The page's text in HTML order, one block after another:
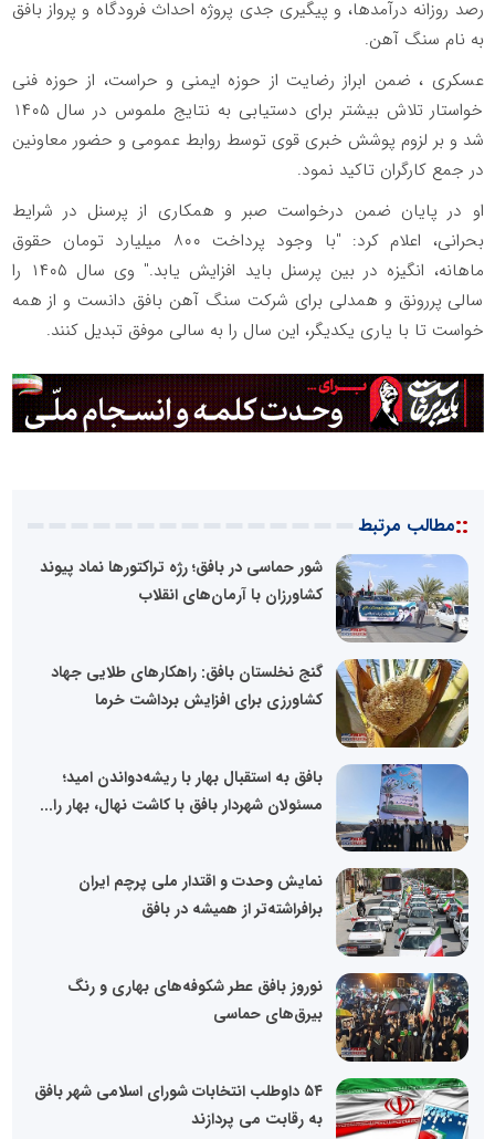
رصد روزانه درآمدها، و پیگیری جدی پروژه احداث فرودگاه و پرواز بافق
به نام سنگ آهن.
عسکری ، ضمن ابراز رضایت از حوزه ایمنی و حراست، از حوزه فنی
خواستار تلاش بیشتر برای دستیابی به نتایج ملموس در سال ۱۴۰۵
شد و بر لزوم پوشش خبری قوی توسط روابط عمومی و حضور معاونین
در جمع کارگران تاکید نمود.
او در پایان ضمن درخواست صبر و همکاری از پرسنل در شرایط
بحرانی، اعلام کرد: "با وجود پرداخت ۸۰۰ میلیارد تومان حقوق
ماهانه، انگیزه در بین پرسنل باید افزایش یابد." وی سال ۱۴۰۵ را
سالی پررونق و همدلی برای شرکت سنگ آهن بافق دانست و از همه
خواست تا با یاری یکدیگر، این سال را به سالی موفق تبدیل کنند.
::مطالب مرتبط
شور حماسی در بافق؛ رژه تراکتورها نماد پیوند
کشاورزان با آرمان‌های انقلاب
گنج نخلستان بافق: راهکارهای طلایی جهاد
کشاورزی برای افزایش برداشت خرما
بافق به استقبال بهار با ریشه‌دواندن امید؛
مسئولان شهردار بافق با کاشت نهال، بهار را...
نمایش وحدت و اقتدار ملی پرچم ایران
برافراشته‌تر از همیشه در بافق
نوروز بافق عطر شکوفه‌های بهاری و رنگ
بیرق‌های حماسی
۵۴ داوطلب انتخابات شورای اسلامی شهر بافق
به رقابت می پردازند